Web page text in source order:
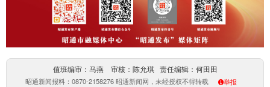
值班编审：马燕 审核：陈允琪 责任编辑：何田田
昭通新闻报料：0870-2158276 昭通新闻网，未经授权不得转载 举报